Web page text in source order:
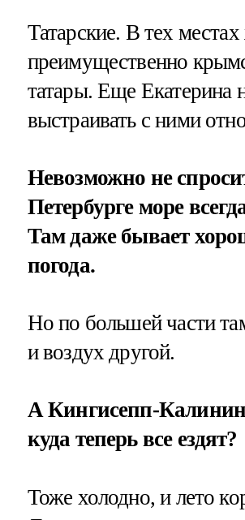
Татарские. В тех
преимущественно
татары. Еще Екатерина
выстраивать с ними
Невозможно не
Петербурге море
Там даже бывает
погода.
Но по большей части
и воздух другой.
А Кингисепп-
куда теперь все ездят?
Тоже холодно, и лето